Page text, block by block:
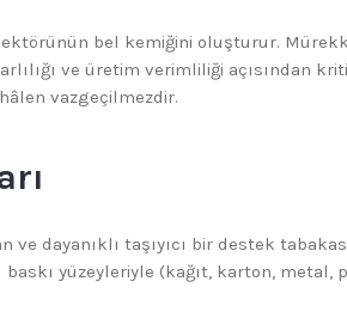
bel kemiğini oluşturur.
ve üretim verimliliği açısından
vazgeçilmezdir.
dayanıklı taşıyıcı bir destek
yüzeyleriyle (kağıt, karton, metal,